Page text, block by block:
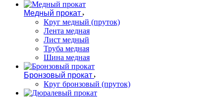
Медный прокат
Круг медный (пруток)
Лента медная
Лист медный
Труба медная
Шина медная
Бронзовый прокат
Круг бронзовый (пруток)